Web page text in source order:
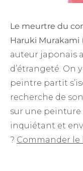
Le meurtre du
Haruki Murakami
auteur japonais
d’étrangeté. On
peintre partit
recherche de
sur une peinture
inquiétant et
? Commander le